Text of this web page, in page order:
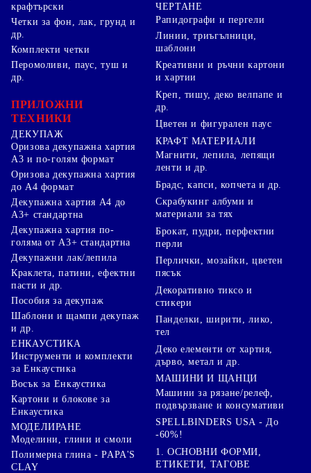
крафтърски
Четки за фон, лак, грунд и
др.
Комплекти четки
ЧЕРТАНЕ
Рапидографи и пергели
Линии, триъгълници,
шаблони
Перомоливи, паус, туш и
др.
ПРИЛОЖНИ
ТЕХНИКИ
ДЕКУПАЖ
Оризова декупажна хартия
А3 и по-голям формат
Оризова декупажна хартия
до А4 формат
Декупажна хартия А4 до
А3+ стандартна
Декупажна хартия по-
голяма от А3+ стандартна
Декупажни лак/лепила
Краклета, патини, ефектни
пасти и др.
Пособия за декупаж
Шаблони и щампи декупаж
и др.
ЕНКАУСТИКА
Инструменти и комплекти
за Енкаустика
Восък за Енкаустика
Картони и блокове за
Енкаустика
МОДЕЛИРАНЕ
Моделини, глини и смоли
Полимерна глина - PAPA'S
CLAY
Креативни и ръчни картони
и хартии
Креп, тишу, деко велпапе и
др.
Цветен и фигурален паус
КРАФТ МАТЕРИАЛИ
Магнити, лепила, лепящи
ленти и др.
Брадс, капси, копчета и др.
Скрабукинг албуми и
материали за тях
Брокат, пудри, перфектни
перли
Перлички, мозайки, цветен
пясък
Декоративно тиксо и
стикери
Панделки, ширити, лико,
тел
Деко елементи от хартия,
дърво, метал и др.
МАШИНИ И ЩАНЦИ
Машини за рязане/релеф,
подвързване и консумативи
SPELLBINDERS USA - До
-60%!
1. ОСНОВНИ ФОРМИ,
ЕТИКЕТИ, ТАГОВЕ